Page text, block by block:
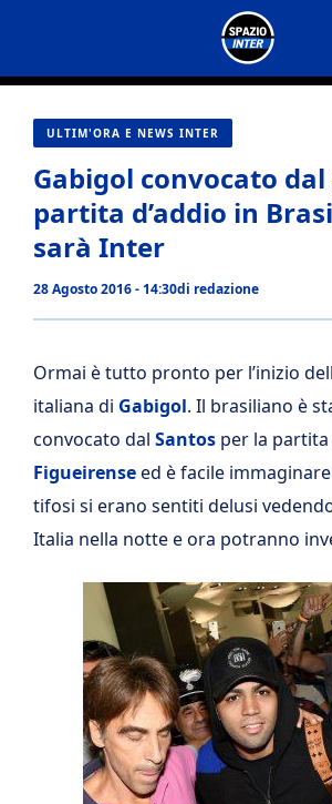
contenuto
ULTIM'ORA E NEWS INTER
Gabigol convocato dal
partita d’addio in
sarà Inter
28 Agosto 2016 - 14:30di redazione
Ormai è tutto pronto per l’inizio
italiana di Gabigol. Il brasiliano è
convocato dal Santos per la partita
Figueirenseed è facile
tifosi si erano sentiti delusi
Italia nella notte e ora potranno